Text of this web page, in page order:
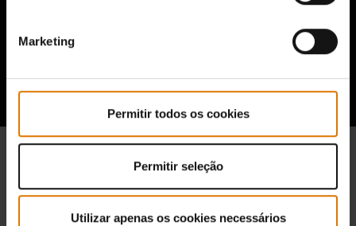
Marketing
Permitir todos os cookies
Permitir seleção
Utilizar apenas os cookies necessários
A opinião de outros fãs do barbecue